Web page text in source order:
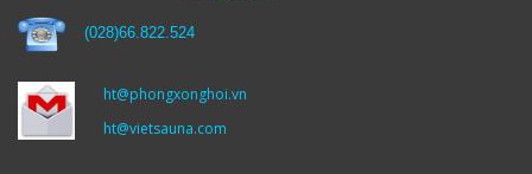
(028)66.822.524
ht@phongxonghoi.vn
ht@vietsauna.com